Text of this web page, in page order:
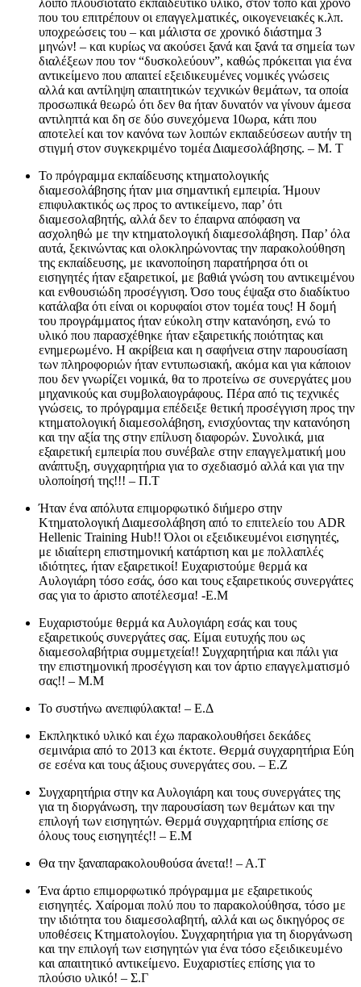
λοιπό πλουσιότατο εκπαιδευτικό υλικό, στον τόπο και χρόνο
που του επιτρέπουν οι επαγγελματικές, οικογενειακές κ.λπ.
υποχρεώσεις του – και μάλιστα σε χρονικό διάστημα 3
μηνών! – και κυρίως να ακούσει ξανά και ξανά τα σημεία των
διαλέξεων που τον “δυσκολεύουν”, καθώς πρόκειται για ένα
αντικείμενο που απαιτεί εξειδικευμένες νομικές γνώσεις
αλλά και αντίληψη απαιτητικών τεχνικών θεμάτων, τα οποία
προσωπικά θεωρώ ότι δεν θα ήταν δυνατόν να γίνουν άμεσα
αντιληπτά και δη σε δύο συνεχόμενα 10ωρα, κάτι που
αποτελεί και τον κανόνα των λοιπών εκπαιδεύσεων αυτήν τη
στιγμή στον συγκεκριμένο τομέα Διαμεσολάβησης. – Μ. Τ
Το πρόγραμμα εκπαίδευσης κτηματολογικής
διαμεσολάβησης ήταν μια σημαντική εμπειρία. Ήμουν
επιφυλακτικός ως προς το αντικείμενο, παρ’ ότι
διαμεσολαβητής, αλλά δεν το έπαιρνα απόφαση να
ασχοληθώ με την κτηματολογική διαμεσολάβηση. Παρ’ όλα
αυτά, ξεκινώντας και ολοκληρώνοντας την παρακολούθηση
της εκπαίδευσης, με ικανοποίηση παρατήρησα ότι οι
εισηγητές ήταν εξαιρετικοί, με βαθιά γνώση του αντικειμένου
και ενθουσιώδη προσέγγιση. Όσο τους έψαξα στο διαδίκτυο
κατάλαβα ότι είναι οι κορυφαίοι στον τομέα τους! Η δομή
του προγράμματος ήταν εύκολη στην κατανόηση, ενώ το
υλικό που παρασχέθηκε ήταν εξαιρετικής ποιότητας και
ενημερωμένο. Η ακρίβεια και η σαφήνεια στην παρουσίαση
των πληροφοριών ήταν εντυπωσιακή, ακόμα και για κάποιον
που δεν γνωρίζει νομικά, θα το προτείνω σε συνεργάτες μου
μηχανικούς και συμβολαιογράφους. Πέρα από τις τεχνικές
γνώσεις, το πρόγραμμα επέδειξε θετική προσέγγιση προς την
κτηματολογική διαμεσολάβηση, ενισχύοντας την κατανόηση
και την αξία της στην επίλυση διαφορών. Συνολικά, μια
εξαιρετική εμπειρία που συνέβαλε στην επαγγελματική μου
ανάπτυξη, συγχαρητήρια για το σχεδιασμό αλλά και για την
υλοποίησή της!!! – Π.Τ
Ήταν ένα απόλυτα επιμορφωτικό διήμερο στην
Κτηματολογική Διαμεσολάβηση από το επιτελείο του ADR
Hellenic Training Hub!! Όλοι οι εξειδικευμένοι εισηγητές,
με ιδιαίτερη επιστημονική κατάρτιση και με πολλαπλές
ιδιότητες, ήταν εξαιρετικοί! Ευχαριστούμε θερμά κα
Αυλογιάρη τόσο εσάς, όσο και τους εξαιρετικούς συνεργάτες
σας για το άριστο αποτέλεσμα! -Ε.Μ
Ευχαριστούμε θερμά κα Αυλογιάρη εσάς και τους
εξαιρετικούς συνεργάτες σας. Είμαι ευτυχής που ως
διαμεσολαβήτρια συμμετχεία!! Συγχαρητήρια και πάλι για
την επιστημονική προσέγγιση και τον άρτιο επαγγελματισμό
σας!! – Μ.Μ
Το συστήνω ανεπιφύλακτα! – Ε.Δ
Eκπληκτικό υλικό και έχω παρακολουθήσει δεκάδες
σεμινάρια από το 2013 και έκτοτε. Θερμά συγχαρητήρια Εύη
σε εσένα και τους άξιους συνεργάτες σου. – Ε.Ζ
Συγχαρητήρια στην κα Αυλογιάρη και τους συνεργάτες της
για τη διοργάνωση, την παρουσίαση των θεμάτων και την
επιλογή των εισηγητών. Θερμά συγχαρητήρια επίσης σε
όλους τους εισηγητές!! – Ε.Μ
Θα την ξαναπαρακολουθούσα άνετα!! – Α.Τ
Ένα άρτιο επιμορφωτικό πρόγραμμα με εξαιρετικούς
εισηγητές. Χαίρομαι πολύ που το παρακολούθησα, τόσο με
την ιδιότητα του διαμεσολαβητή, αλλά και ως δικηγόρος σε
υποθέσεις Κτηματολογίου. Συγχαρητήρια για τη διοργάνωση
και την επιλογή των εισηγητών για ένα τόσο εξειδικευμένο
και απαιτητικό αντικείμενο. Ευχαριστίες επίσης για το
πλούσιο υλικό! – Σ.Γ